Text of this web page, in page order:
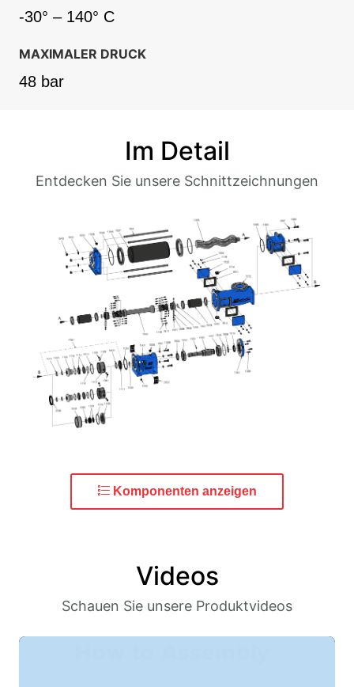
-30° – 140° C
MAXIMALER DRUCK
48 bar
Im Detail
Entdecken Sie unsere Schnittzeichnungen
Komponenten anzeigen
Videos
Schauen Sie unsere Produktvideos